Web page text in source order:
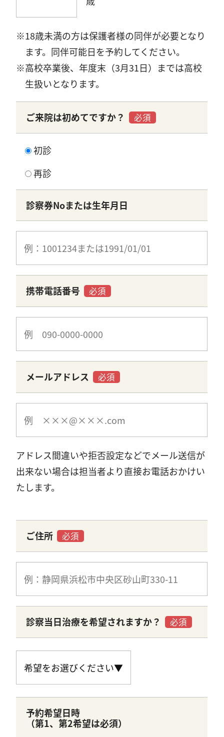
18歳未満の方は保護者様の同伴が必要となり
ます。同伴可能日を予約してください。
高校卒業後、年度末（3月31日）までは高校
生扱いとなります。
ご来院は初めてですか？ 必須
初診
再診
診察券Noまたは生年月日
携帯電話番号 必須
メールアドレス 必須
アドレス間違いや拒否設定などでメール送信が
出来ない場合は担当者より直接お電話おかけい
たします。
ご住所 必須
診察当日治療を希望されますか？ 必須
予約希望日時
（第1、第2希望は必須）